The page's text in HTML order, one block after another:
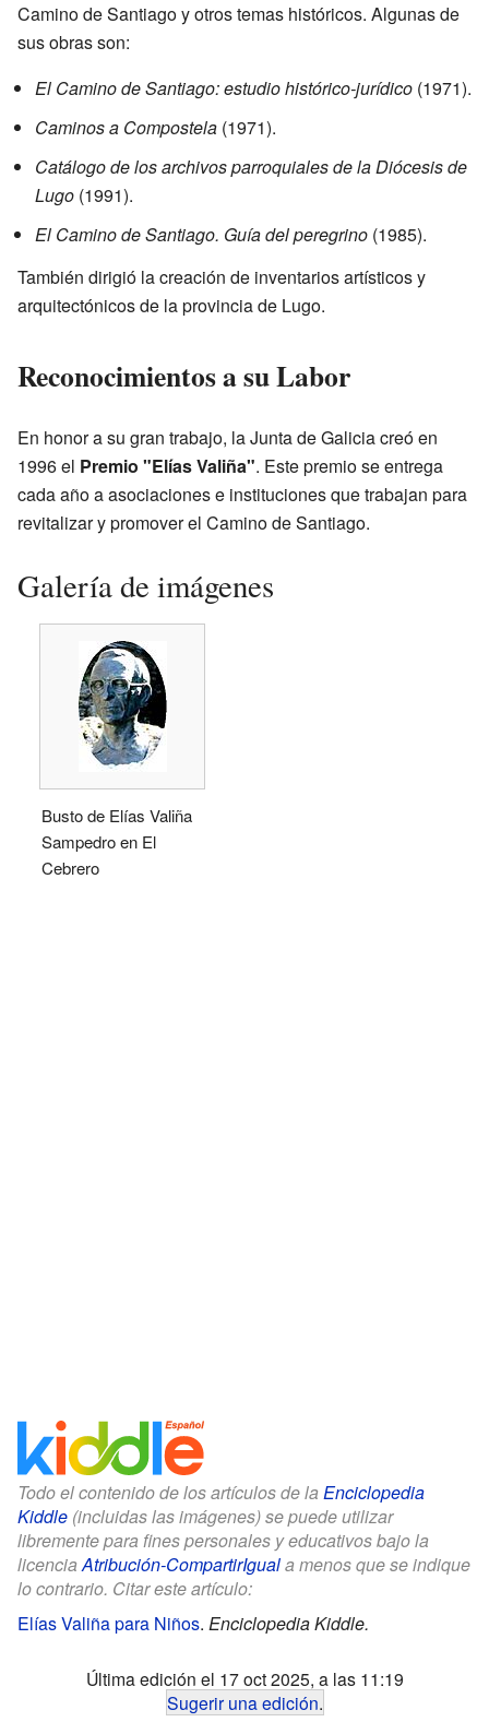
Camino de Santiago y otros temas históricos. Algunas de
sus obras son:
El Camino de Santiago: estudio histórico-jurídico (1971).
Caminos a Compostela (1971).
Catálogo de los archivos parroquiales de la Diócesis de
Lugo (1991).
El Camino de Santiago. Guía del peregrino (1985).
También dirigió la creación de inventarios artísticos y
arquitectónicos de la provincia de Lugo.
Reconocimientos a su Labor
En honor a su gran trabajo, la Junta de Galicia creó en
1996 el Premio "Elías Valiña". Este premio se entrega
cada año a asociaciones e instituciones que trabajan para
revitalizar y promover el Camino de Santiago.
Galería de imágenes
Busto de Elías Valiña
Sampedro en El
Cebrero
Todo el contenido de los artículos de la Enciclopedia
Kiddle (incluidas las imágenes) se puede utilizar
libremente para fines personales y educativos bajo la
licenciaAtribución-CompartirIguala menos que se indique
lo contrario. Citar este artículo:
Elías Valiña para Niños. Enciclopedia Kiddle.
Última edición el 17 oct 2025, a las 11:19
Sugerir una edición.